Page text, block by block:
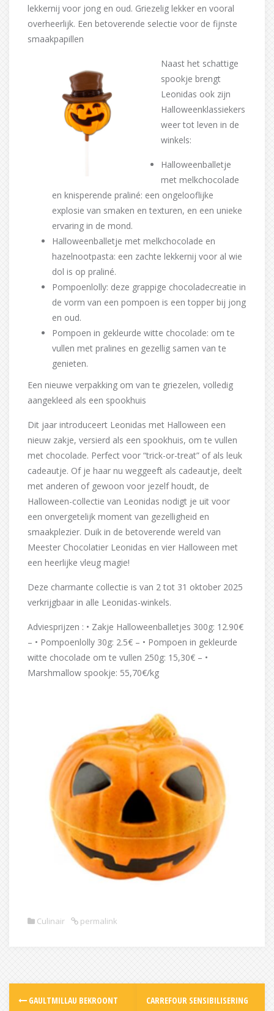
lekkernij voor jong en oud. Griezelig lekker en vooral
overheerlijk. Een betoverende selectie voor de fijnste
smaakpapillen
Naast het schattige
spookje brengt
Leonidas ook zijn
Halloweenklassiekers
weer tot leven in de
winkels:
Halloweenballetje
met melkchocolade
en knisperende praliné: een ongelooflijke
explosie van smaken en texturen, en een unieke
ervaring in de mond.
Halloweenballetje met melkchocolade en
hazelnootpasta: een zachte lekkernij voor al wie
dol is op praliné.
Pompoenlolly: deze grappige chocoladecreatie in
de vorm van een pompoen is een topper bij jong
en oud.
Pompoen in gekleurde witte chocolade: om te
vullen met pralines en gezellig samen van te
genieten.
Een nieuwe verpakking om van te griezelen, volledig
aangekleed als een spookhuis
Dit jaar introduceert Leonidas met Halloween een
nieuw zakje, versierd als een spookhuis, om te vullen
met chocolade. Perfect voor “trick-or-treat” of als leuk
cadeautje. Of je haar nu weggeeft als cadeautje, deelt
met anderen of gewoon voor jezelf houdt, de
Halloween-collectie van Leonidas nodigt je uit voor
een onvergetelijk moment van gezelligheid en
smaakplezier. Duik in de betoverende wereld van
Meester Chocolatier Leonidas en vier Halloween met
een heerlijke vleug magie!
Deze charmante collectie is van 2 tot 31 oktober 2025
verkrijgbaar in alle Leonidas-winkels.
Adviesprijzen : • Zakje Halloweenballetjes 300g: 12.90€
– • Pompoenlolly 30g: 2.5€ – • Pompoen in gekleurde
witte chocolade om te vullen 250g: 15,30€ – •
Marshmallow spookje: 55,70€/kg
Culinair permalink
Post
GAULTMILLAU BEKROONT
CARREFOUR SENSIBILISERING